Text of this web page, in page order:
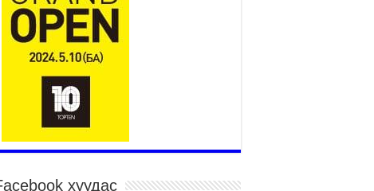
2026 оны 7 сар 21 / 16 цаг 34 минут
26,992 суралцагч хотхоны бага сургуульд, 8100
суралцагч төрөлжсөн ахлах сургуульд
2026 оны 7 сар 21 / 13 цаг 43 минут
COP17 хурлын үеэрх замын хөдөлгөөн, нийтийн
тээврийн зохицуулалт, сургууль, цэцэрлэг, зах,
худалдааны төвийн ажиллах хуваарийг гаргаж,
иргэдэд мэдээлэхийг үүрэг болголоо
хуудас